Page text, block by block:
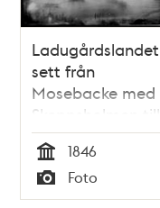
Ladugårdslandet
sett från
Mosebacke med
Skeppsholmen till
höger
Tid
1846
Typ
Foto